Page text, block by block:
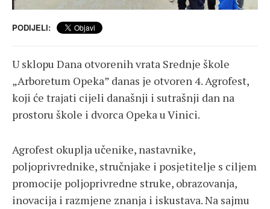
PODIJELI:
U sklopu Dana otvorenih vrata Srednje škole
„Arboretum Opeka” danas je otvoren 4. Agrofest,
koji će trajati cijeli današnji i sutrašnji dan na
prostoru škole i dvorca Opeka u Vinici.
Agrofest okuplja učenike, nastavnike,
poljoprivrednike, stručnjake i posjetitelje s ciljem
promocije poljoprivredne struke, obrazovanja,
inovacija i razmjene znanja i iskustava. Na sajmu